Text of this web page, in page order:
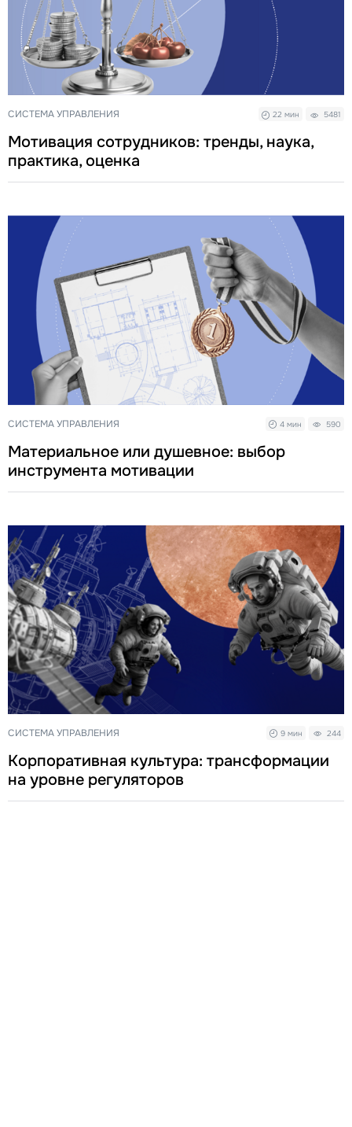
СИСТЕМА УПРАВЛЕНИЯ 22 мин 5481
Мотивация сотрудников: тренды, наука,
практика, оценка
СИСТЕМА УПРАВЛЕНИЯ 4 мин 590
Материальное или душевное: выбор
инструмента мотивации
СИСТЕМА УПРАВЛЕНИЯ 9 мин 244
Корпоративная культура: трансформации
на уровне регуляторов